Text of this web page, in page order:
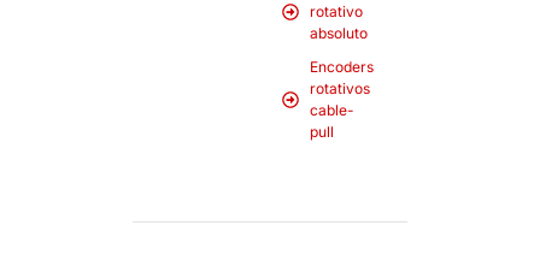
rotativo
absoluto
Encoders
rotativos
cable-
pull